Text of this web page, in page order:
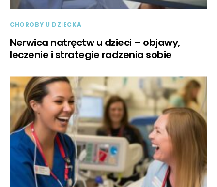
CHOROBY U DZIECKA
Nerwica natręctw u dzieci – objawy,
leczenie i strategie radzenia sobie